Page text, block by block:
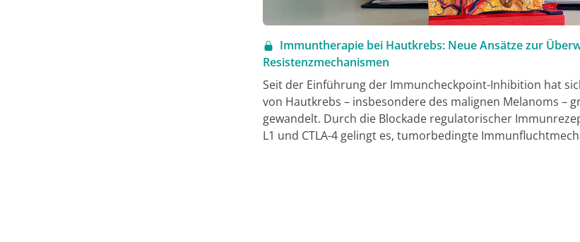
Immuntherapie bei Hautkrebs: Neue Ansätze zur
Resistenzmechanismen
Seit der Einführung der Immuncheckpoint-Inhibition hat
von Hautkrebs – insbesondere des malignen Melanoms –
gewandelt. Durch die Blockade regulatorischer
L1 und CTLA-4 gelingt es, tumorbedingte
signifikanter Therapieerfolge bleibt bei einem erheblichen